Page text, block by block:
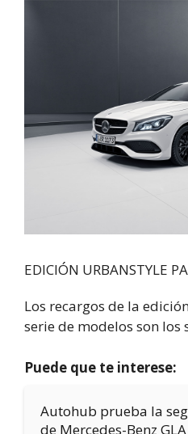
EDICIÓN URBANSTYLE
Los recargos de la
serie de modelos son los
Puede que te interese:
Autohub prueba la
de Mercedes-Benz GLA